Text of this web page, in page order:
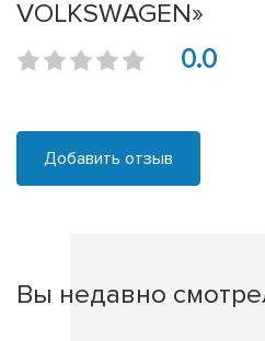
VOLKSWAGEN»
0.0
Добавить отзыв
Вы недавно